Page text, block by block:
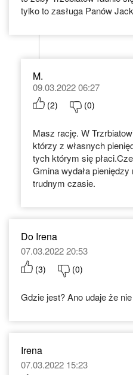
tylko to zasługa Panów
M.
09.03.2022 06:27
(2) (0)
Masz rację. W
którzy z własnych
tych którym się
Gmina wydała
trudnym czasie.
Do Irena
07.03.2022 20:53
(3) (0)
Gdzie jest? Ano udaje że
Irena
07.03.2022 15:23